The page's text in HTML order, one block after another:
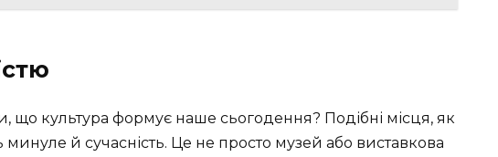
що культура формує наше сьогодення? Подібні місця, як
минуле й сучасність. Це не просто музей або виставкова